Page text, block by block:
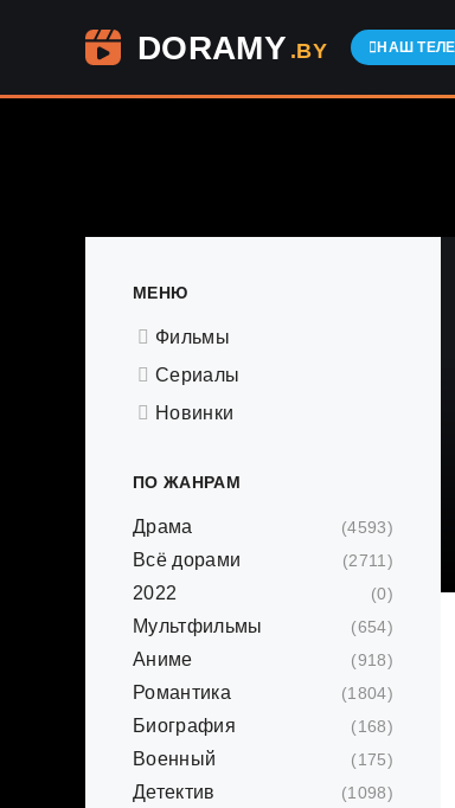
DORAMY .BY НАШ
МЕНЮ
Фильмы
Сериалы
Новинки
ПО ЖАНРАМ
Драма (4593)
Всё дорами (2711)
2022 (0)
Мультфильмы (654)
Аниме (918)
Романтика (1804)
Биография (168)
Военный (175)
Детектив (1098)